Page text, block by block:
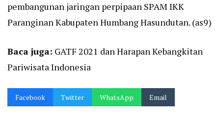
pembangunan jaringan perpipaan SPAM IKK
Paranginan Kabupaten Humbang Hasundutan. (as9)
Baca juga: GATF 2021 dan Harapan Kebangkitan
Pariwisata Indonesia
Facebook Twitter WhatsApp Email